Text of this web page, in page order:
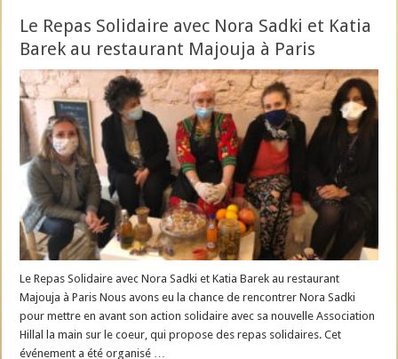
Le Repas Solidaire avec Nora Sadki et Katia
Barek au restaurant Majouja à Paris
Le Repas Solidaire avec Nora Sadki et Katia Barek au restaurant
Majouja à Paris Nous avons eu la chance de rencontrer Nora Sadki
pour mettre en avant son action solidaire avec sa nouvelle Association
Hillal la main sur le coeur, qui propose des repas solidaires. Cet
événement a été organisé …